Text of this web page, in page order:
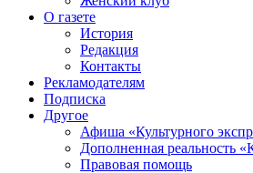
О газете
История
Редакция
Контакты
Рекламодателям
Подписка
Другое
Афиша «Культурного
Дополненная реальность
Правовая помощь